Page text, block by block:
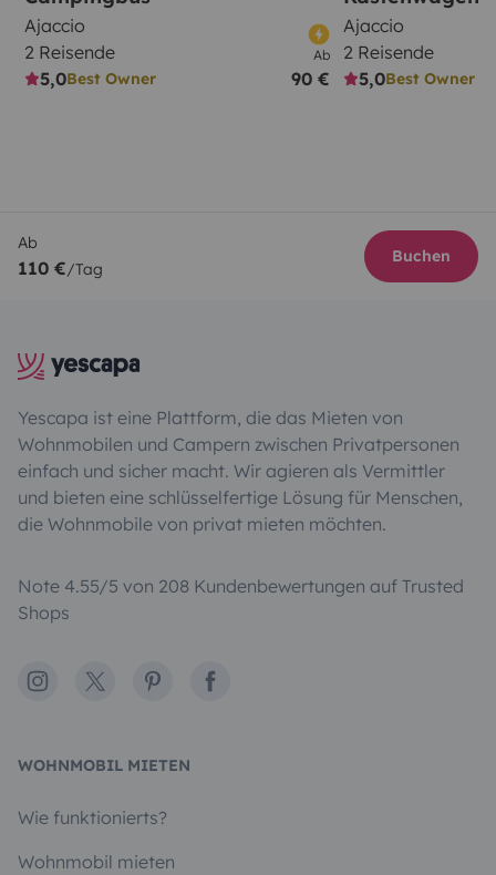
Ajaccio
2 Reisende
5,0Best Owner
Ab
90 €
Ajaccio
2 Reisende
5,0Best Owner
Ab
110 €/Tag
Buchen
Yescapa ist eine Plattform, die das Mieten von
Wohnmobilen und Campern zwischen Privatpersonen
einfach und sicher macht. Wir agieren als Vermittler
und bieten eine schlüsselfertige Lösung für Menschen,
die Wohnmobile von privat mieten möchten.
Note 4.55/5 von 208 Kundenbewertungen auf Trusted
Shops
Instagram
X PinterestFacebook
WOHNMOBIL MIETEN
Wie funktionierts?
Wohnmobil mieten